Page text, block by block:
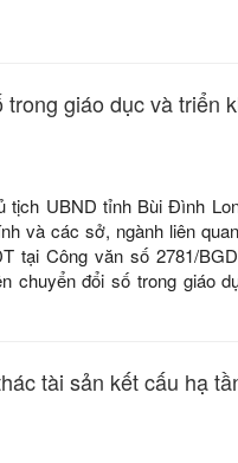
giáo dục và triển
tịch UBND tỉnh Bùi Đình
và các sở, ngành liên
tại Công văn số 2781/
chuyển đổi số trong giáo
tài sản kết cấu hạ